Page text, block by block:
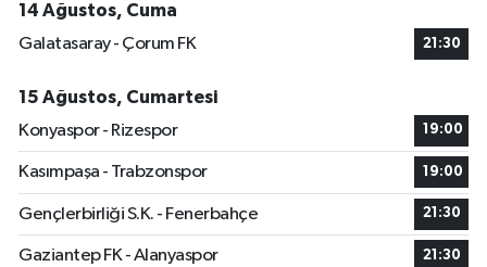
14 Ağustos, Cuma
Galatasaray - Çorum FK
21:30
15 Ağustos, Cumartesi
Konyaspor - Rizespor
19:00
Kasımpaşa - Trabzonspor 19:00
Gençlerbirliği S.K. - Fenerbahçe 21:30
Gaziantep FK - Alanyaspor 21:30